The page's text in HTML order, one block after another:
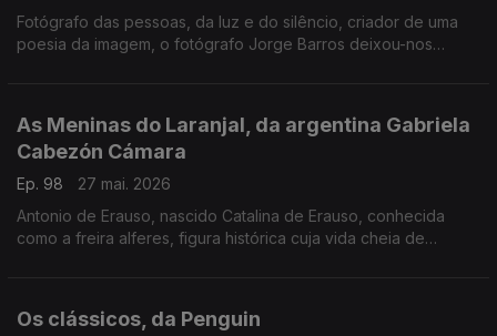
Fotógrafo das pessoas, da luz e do silêncio, criador de uma
poesia da imagem, o fotógrafo Jorge Barros deixou-nos
As Meninas do Laranjal, da argentina Gabriela
Cabezón Cámara
Ep. 98
27 mai. 2026
Antonio de Erauso, nascido Catalina de Erauso, conhecida
como a freira alferes, figura histórica cuja vida cheia de
Os clássicos, da Penguin